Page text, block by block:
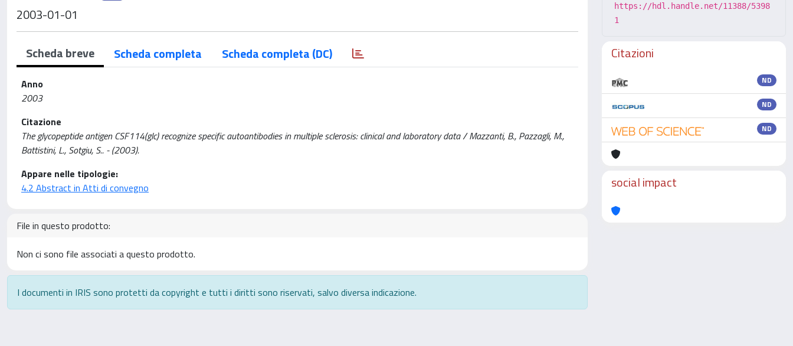
2003-01-01
Scheda breve Scheda completa Scheda completa (DC)
Anno
2003
Citazione
The glycopeptide antigen CSF114(glc) recognize specific autoantibodies in multiple sclerosis: clinical and laboratory data / Mazzanti, B., Pazzagli, M.,
Battistini, L., Sotgiu, S.. - (2003).
Appare nelle tipologie:
4.2 Abstract in Atti di convegno
File in questo prodotto:
Non ci sono file associati a questo prodotto.
I documenti in IRIS sono protetti da copyright e tutti i diritti sono riservati, salvo diversa indicazione.
https://hdl.handle.net/11388/5398
1
Citazioni
ND
ND
ND
social impact